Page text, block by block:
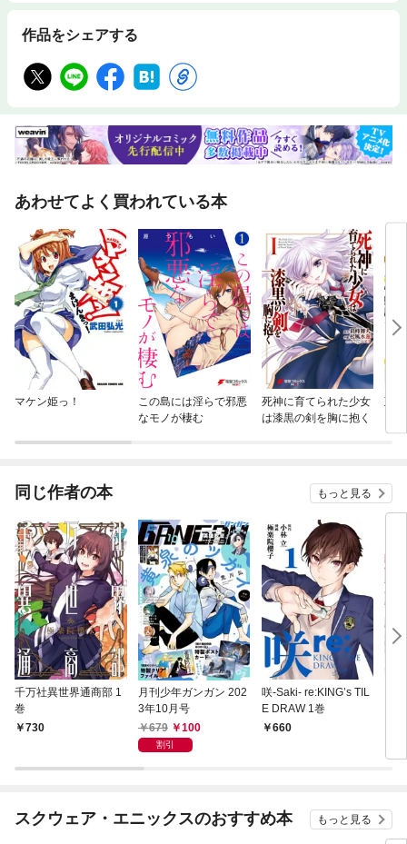
作品をシェアする
あわせてよく買われている本
マケン姫っ！
この島には淫らで邪悪
なモノが棲む
死神に育てられた少女
は漆黒の剣を胸に抱く
政
同じ作者の本 もっと見る
千万社異世界通商部 1
巻
730
月刊少年ガンガン 202
3年10月号
679
100
割引
咲-Saki- re:KING’s TIL
E DRAW 1巻
660
スクウェア・エニックスのおすすめ本 もっと見る